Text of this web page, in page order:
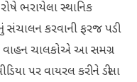
ભરાયેલા સ્થાનિક
સંચાલન કરવાની ફરજ પડી
વાહન ચાલકોએ આ સમગ્ર
પર વાયરલ કરીને ડીસા